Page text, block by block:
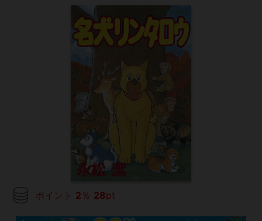
ポイント 2 ％ 28pt